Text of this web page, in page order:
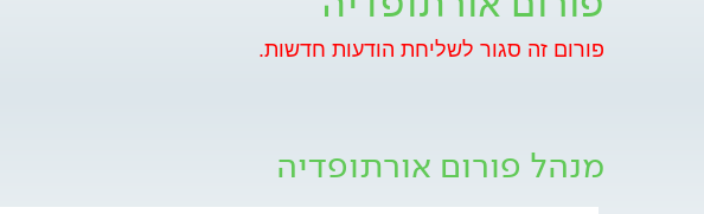
פורום זה סגור לשליחת הודעות חדשות.
מנהל פורום אורתופדיה